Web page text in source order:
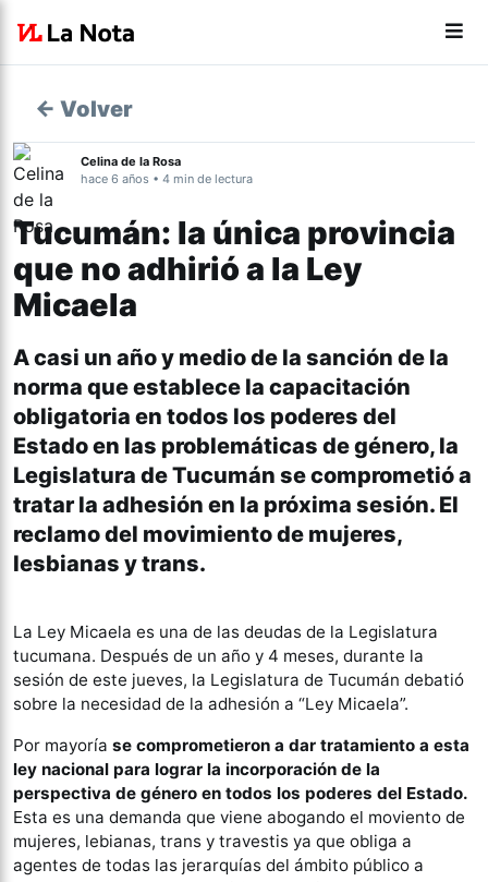
← Volver
Celina de la Rosa
hace 6 años • 4 min de lectura
Tucumán: la única provincia
que no adhirió a la Ley
Micaela
A casi un año y medio de la sanción de la
norma que establece la capacitación
obligatoria en todos los poderes del
Estado en las problemáticas de género, la
Legislatura de Tucumán se comprometió a
tratar la adhesión en la próxima sesión. El
reclamo del movimiento de mujeres,
lesbianas y trans.
La Ley Micaela es una de las deudas de la Legislatura
tucumana. Después de un año y 4 meses, durante la
sesión de este jueves, la Legislatura de Tucumán debatió
sobre la necesidad de la adhesión a “Ley Micaela”.
Por mayoría se comprometieron a dar tratamiento a esta
ley nacional para lograr la incorporación de la
perspectiva de género en todos los poderes del Estado.
Esta es una demanda que viene abogando el moviento de
mujeres, lebianas, trans y travestis ya que obliga a
agentes de todas las jerarquías del ámbito público a